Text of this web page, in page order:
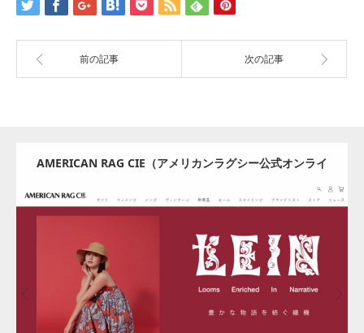
前の記事 次の記事
AMERICAN RAG CIE（アメリカンラグシー公式オンライ
ンストア）
2024.08.08
アパレル・バッグ
Detail Visit